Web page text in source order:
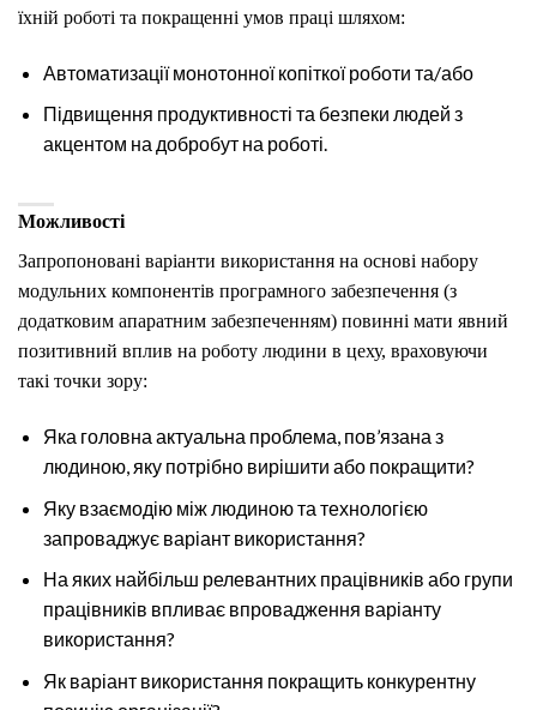
їхній роботі та покращенні умов праці шляхом:
Автоматизації монотонної копіткої роботи та/або
Підвищення продуктивності та безпеки людей з
акцентом на добробут на роботі.
Можливості
Запропоновані варіанти використання на основі набору
модульних компонентів програмного забезпечення (з
додатковим апаратним забезпеченням) повинні мати явний
позитивний вплив на роботу людини в цеху, враховуючи
такі точки зору:
Яка головна актуальна проблема, пов’язана з
людиною, яку потрібно вирішити або покращити?
Яку взаємодію між людиною та технологією
запроваджує варіант використання?
На яких найбільш релевантних працівників або групи
працівників впливає впровадження варіанту
використання?
Як варіант використання покращить конкурентну